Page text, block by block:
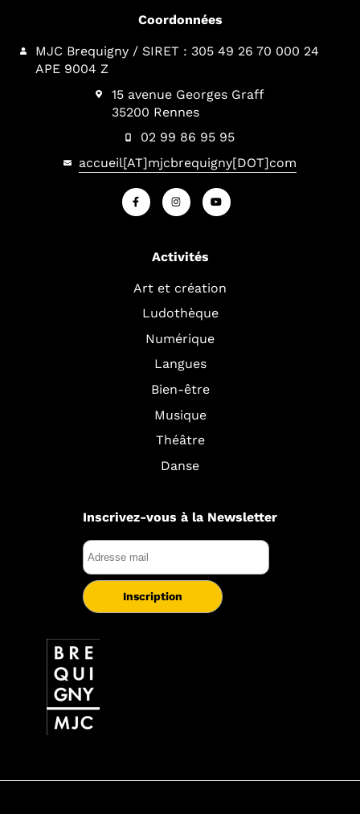
Coordonnées
MJC Brequigny / SIRET : 305 49 26 70 000 24
APE 9004 Z
15 avenue Georges Graff
35200 Rennes
02 99 86 95 95
accueil[AT]mjcbrequigny[DOT]com
Activités
Art et création
Ludothèque
Numérique
Langues
Bien-être
Musique
Théâtre
Danse
Inscrivez-vous à la Newsletter